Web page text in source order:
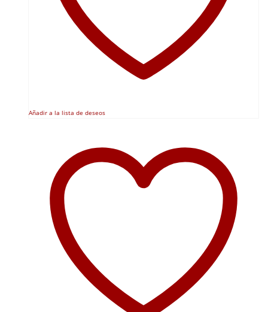
Añadir a la lista de deseos